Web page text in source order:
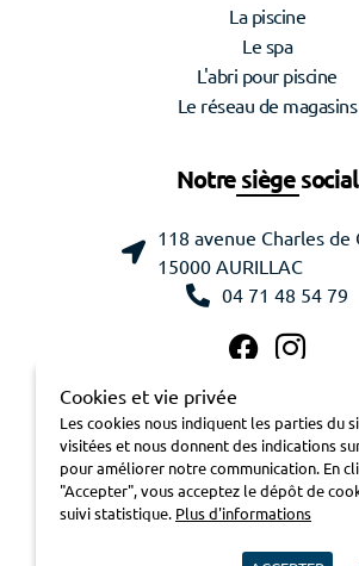
La piscine
Le spa
L'abri pour piscine
Le réseau de magasins
Notre siège social
118 avenue Charles de
15000 AURILLAC
04 71 48 54 79
Cookies et vie privée
Les cookies nous indiquent les parties du
visitées et nous donnent des indications
pour améliorer notre communication. En
"Accepter", vous acceptez le dépôt de
suivi statistique. Plus d'informations